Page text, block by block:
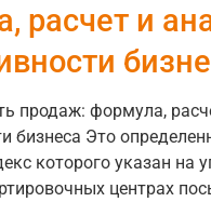
расчет и
продаж: формула,
бизнеса Это
которого указан на
центрах